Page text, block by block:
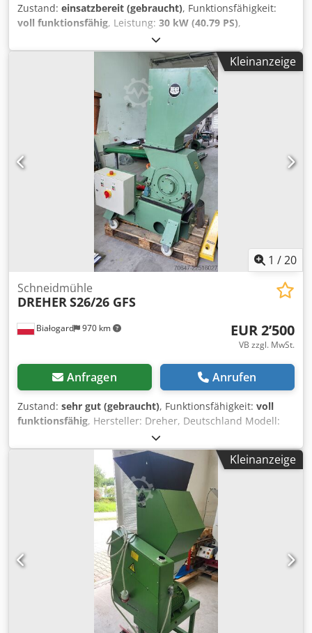
Zustand: einsatzbereit (gebraucht), Funktionsfähigkeit:
voll funktionsfähig, Leistung: 30 kW (40.79 PS),
600 mm, Breite der Einfüllöffnung:
500 mm, Rotordurchmesser:400 mm, Rotorbreite:600
, Kein Mindestpreis - garantierter Verkauf zum
höchsten Gebot! Die Maschine wurde ganzheitlich frisch
überholt! Robuste Schneidmühle mit starker Leistung!
TECHNISCHE DETAILS Anzahl Rotormesser: 5 Anzahl
Statormesser: 2 Rotorbreite: 600 mm Rotordurchmesser:
400 mm Einlauföffnung (B x L): 500 x 600 mm MASCHINEN-
DETAILS Antriebsleistung: 30 kW Geeignet für:
Kunststoffverarbeitung, Recycling und
Materialrückführung Die Siebgröße kann auf
Kundenwunsch angepasst werden. Dcjdpezdf Dnjfx Aaxek
Kleinanzeige
1 /20
Białogard 970 km
Schneidmühle
DREHERS26/26 GFS
EUR 2’500
VB zzgl. MwSt.
Anfragen Anrufen
Zustand: sehr gut (gebraucht), Funktionsfähigkeit: voll
funktionsfähig, Hersteller: Dreher, Deutschland Modell:
26/26 GFS Abmessungen der Mahlkammer: 260 x 260 mm
Leistung: 5,5 kW Neue Messer 3 Rotormesser 2
Statormesser Dodpfx Aeztfl Noaxeck Zusätzliches Sieb
Kleinanzeige